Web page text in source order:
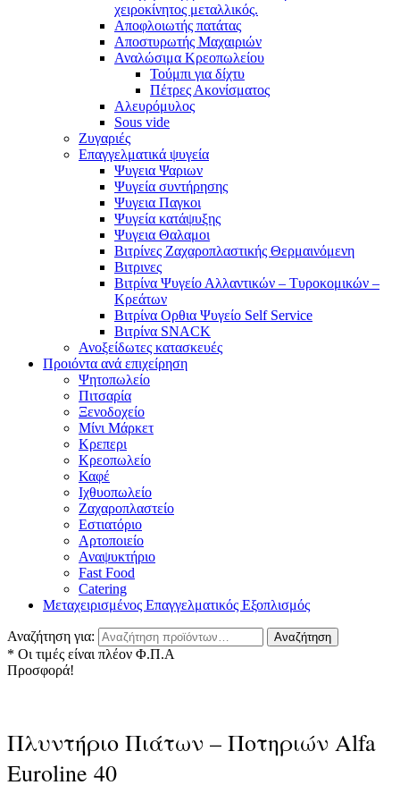
χειροκίνητος μεταλλικός.
Αποφλοιωτής πατάτας
Αποστυρωτής Μαχαιριών
Αναλώσιμα Κρεοπωλείου
Τούμπι για δίχτυ
Πέτρες Ακονίσματος
Αλευρόμυλος
Sous vide
Ζυγαριές
Επαγγελματικά ψυγεία
Ψυγεια Ψαριων
Ψυγεία συντήρησης
Ψυγεια Παγκοι
Ψυγεία κατάψυξης
Ψυγεια Θαλαμοι
Βιτρίνες Ζαχαροπλαστικής Θερμαινόμενη
Βιτρινες
Βιτρίνα Ψυγείο Αλλαντικών – Τυροκομικών –
Κρεάτων
Βιτρίνα Ορθια Ψυγείο Self Service
Βιτρίνα SNACK
Ανοξείδωτες κατασκευές
Προιόντα ανά επιχείρηση
Ψητοπωλείο
Πιτσαρία
Ξενοδοχείο
Μίνι Μάρκετ
Κρεπερι
Κρεοπωλείο
Καφέ
Ιχθυοπωλείο
Ζαχαροπλαστείο
Εστιατόριο
Αρτοποιείο
Αναψυκτήριο
Fast Food
Catering
Μεταχειρισμένος Επαγγελματικός Εξοπλισμός
Αναζήτηση για: Αναζήτηση
* Οι τιμές είναι πλέον Φ.Π.Α
Προσφορά!
Πλυντήριο Πιάτων – Ποτηριών Alfa
Euroline 40